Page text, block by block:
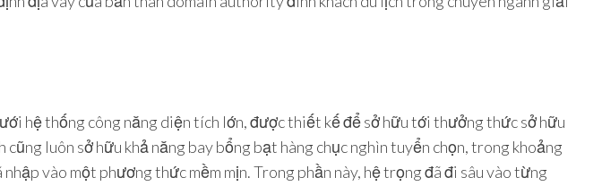
hệ thống công năng diện tích lớn, được thiết kế để sở hữu tới thưởng thức sở hữu
luôn sở hữu khả năng bay bổng bạt hàng chục nghìn tuyển chọn, trong khoảng
vào một phương thức mềm mịn. Trong phần này, hệ trọng đã đi sâu vào từng